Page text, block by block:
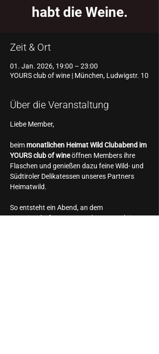
habt die Weine.
Zeit & Ort
01. Jan. 2026, 19:00 – 23:00
YOURS club of wine | München, Ludwigstr. 10
Über die Veranstaltung
Liebe Member,
beim monatlichen Heimat Wild Clubabend im
YOURS club of wine öffnen Members ihre
Flaschen und genießen dazu feine Wild- und
Südtiroler Delikatessen unseres Partners
Heimatwild.
So entsteht ein Abend, an dem
Gemeinschaft, Genuss und Austausch im